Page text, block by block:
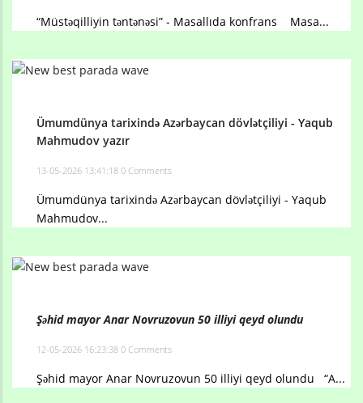
“Müstəqilliyin təntənəsi” - Masallıda konfrans Masa...
Ümumdünya tarixində Azərbaycan dövlətçiliyi - Yaqub
Mahmudov yazır
13-05-2026 13:41:18 0 Comments
Ümumdünya tarixində Azərbaycan dövlətçiliyi - Yaqub
Mahmudov...
Şəhid mayor Anar Novruzovun 50 illiyi qeyd olundu
12-05-2026 16:23:38 0 Comments
Şəhid mayor Anar Novruzovun 50 illiyi qeyd olundu “A...